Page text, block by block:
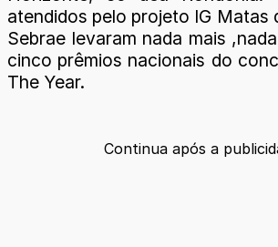
atendidos pelo projeto IG Matas
Sebrae levaram nada mais
cinco prêmios nacionais do
The Year.
Continua após a